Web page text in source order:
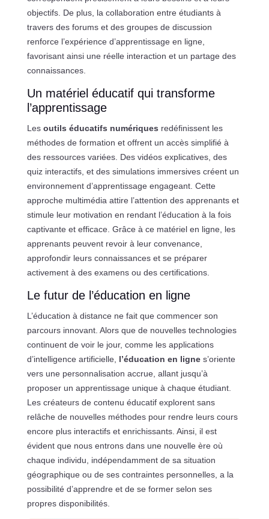
objectifs. De plus, la collaboration entre étudiants à
travers des forums et des groupes de discussion
renforce l’expérience d’apprentissage en ligne,
favorisant ainsi une réelle interaction et un partage des
connaissances.
Un matériel éducatif qui transforme
l’apprentissage
Les outils éducatifs numériques redéfinissent les
méthodes de formation et offrent un accès simplifié à
des ressources variées. Des vidéos explicatives, des
quiz interactifs, et des simulations immersives créent un
environnement d’apprentissage engageant. Cette
approche multimédia attire l’attention des apprenants et
stimule leur motivation en rendant l’éducation à la fois
captivante et efficace. Grâce à ce matériel en ligne, les
apprenants peuvent revoir à leur convenance,
approfondir leurs connaissances et se préparer
activement à des examens ou des certifications.
Le futur de l’éducation en ligne
L’éducation à distance ne fait que commencer son
parcours innovant. Alors que de nouvelles technologies
continuent de voir le jour, comme les applications
d’intelligence artificielle, l’éducation en lignes’oriente
vers une personnalisation accrue, allant jusqu’à
proposer un apprentissage unique à chaque étudiant.
Les créateurs de contenu éducatif explorent sans
relâche de nouvelles méthodes pour rendre leurs cours
encore plus interactifs et enrichissants. Ainsi, il est
évident que nous entrons dans une nouvelle ère où
chaque individu, indépendamment de sa situation
géographique ou de ses contraintes personnelles, a la
possibilité d’apprendre et de se former selon ses
propres disponibilités.